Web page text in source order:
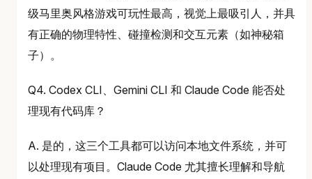
级马里奥风格游戏可玩性最高，视觉上最吸引人，并具
有正确的物理特性、碰撞检测和交互元素（如神秘箱
子）。
Q4. Codex CLI、Gemini CLI 和 Claude Code 能否处
理现有代码库？
A. 是的，这三个工具都可以访问本地文件系统，并可
以处理现有项目。Claude Code 尤其擅长理解和导航